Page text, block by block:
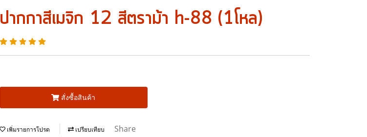
ปากกาสีเมจิก 12 สีตราม้า h-88 (1โหล)
สั่งซื้อสินค้า
เพิ่มรายการโปรด เปรียบเทียบ Share